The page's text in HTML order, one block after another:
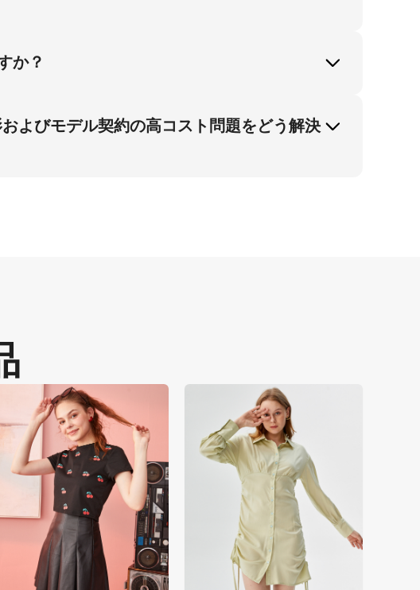
ルホワイトスタジオ内での45度角設定によりEC販売
か？
ランド権威を強化し、EC販売事業者の市場固有のエ
よびモデル契約の高コスト問題をどう解決